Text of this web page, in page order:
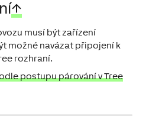
↑
musí být zařízení
možné navázat připojení k
rozhraní.
postupu párování v Tree